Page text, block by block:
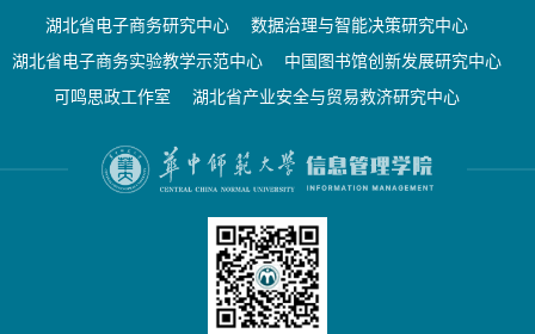
湖北省电子商务研究中心
数据治理与智能决策研究中心
湖北省电子商务实验教学示范中心
中国图书馆创新发展研究中心
可鸣思政工作室
湖北省产业安全与贸易救济研究中心